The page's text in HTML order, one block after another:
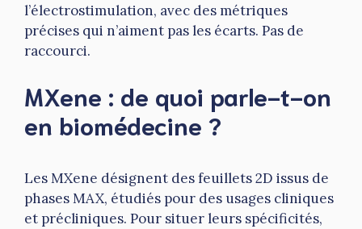
l’électrostimulation, avec des métriques
précises qui n’aiment pas les écarts. Pas de
raccourci.
MXene : de quoi parle-t-on
en biomédecine ?
Les MXene désignent des feuillets 2D issus de
phases MAX, étudiés pour des usages cliniques
et précliniques. Pour situer leurs spécificités,